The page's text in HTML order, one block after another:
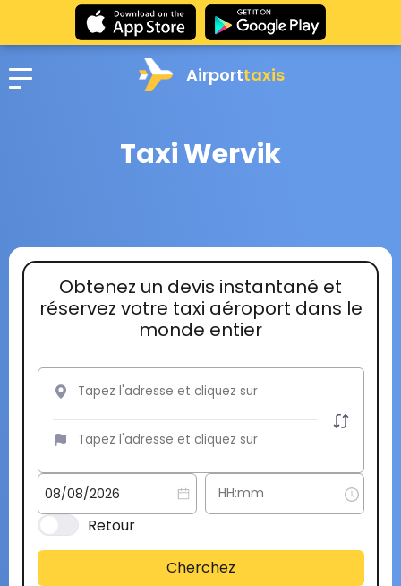
Airporttaxis
Taxi Wervik
Obtenez un devis instantané et
réservez votre taxi aéroport dans le
monde entier
Retour
Cherchez